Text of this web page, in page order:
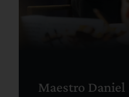
Maestro